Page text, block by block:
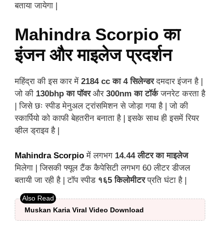
बताया जायेगा |
Mahindra Scorpio का
इंजन और माइलेज प्रदर्शन
महिंद्रा की इस कार में 2184 cc का 4 सिलेन्डरदमदार इंजन है |
जो की 130bhp का पॉवरऔर 300nm का टॉर्कजनरेट करता है
| जिसे छः स्पीड मेनुअल ट्रांसमिशन से जोड़ा गया है | जो की
स्कार्पियो को काफी बेहतरीन बनाता है | इसके साथ ही इसमें रियर
व्हील ड्राइव है |
Mahindra Scorpio में लगभग 14.44 लीटर का माइलेज
मिलेगा | जिसकी फ्यूल टैंक कैपेसिटी लगभग 60 लीटर डीजल
बतायी जा रही है | टॉप स्पीड १६5 किलोमीटरप्रति घंटा है |
Muskan Karia Viral Video Download